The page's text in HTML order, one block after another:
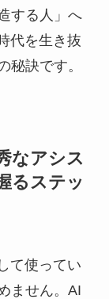
する人」へ
代を生き抜
秘訣です。
なアシス
るステッ
て使ってい
ません。AI